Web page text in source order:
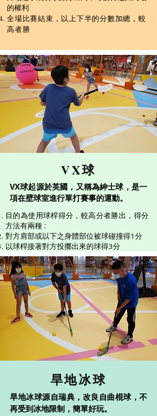
的權利
全場比賽結束，以上下半的分數加總，較
高者勝
VX球
VX球起源於英國，又稱為紳士球，是一
項在壁球室進行單打賽事的運動。
目的為使用球桿得分，較高分者勝出，得分
方法有兩種 :
對方肩部或以下之身體部位被球碰撞得1分
以球桿接著對方投擲出來的球得3分
​旱地冰球
旱地冰球源自瑞典，改良自曲棍球，不
再受到冰地限制，簡單好玩。